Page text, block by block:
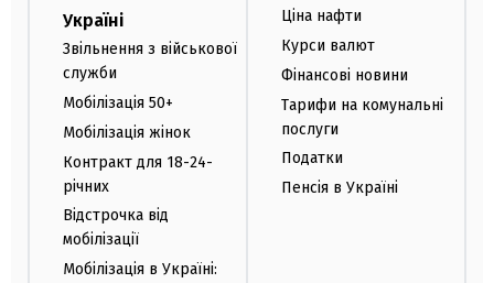
Україні
Звільнення з військової
служби
Мобілізація 50+
Мобілізація жінок
Контракт для 18-24-
річних
Відстрочка від
мобілізації
Мобілізація в Україні:
Ціна нафти
Курси валют
Фінансові новини
Тарифи на комунальні
послуги
Податки
Пенсія в Україні